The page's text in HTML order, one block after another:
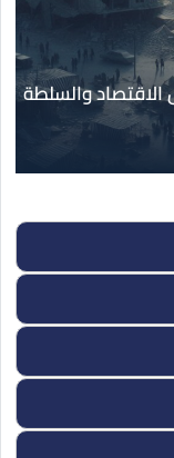
والسلطة